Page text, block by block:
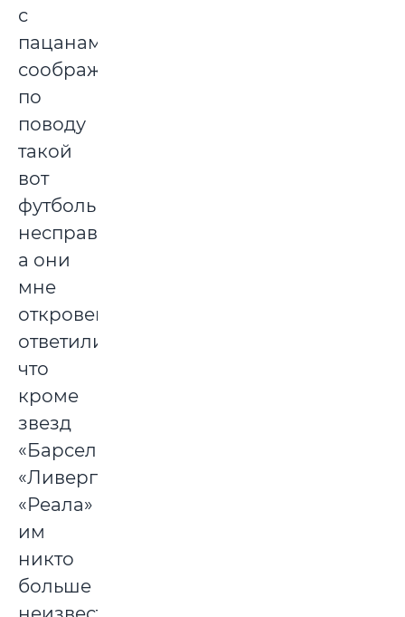
с
пацанами
соображениями
по
поводу
такой
вот
футбольной
несправедливости,
а они
мне
откровенно
ответили,
что
кроме
звезд
«Барселоны»,
«Ливерпуля,
«Реала»
им
никто
больше